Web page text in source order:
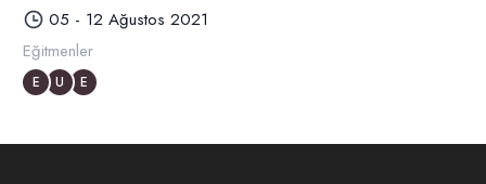
05 - 12 Ağustos 2021
Eğitmenler
E U E